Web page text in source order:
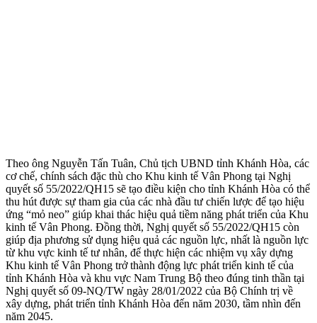
Theo ông Nguyễn Tấn Tuân, Chủ tịch UBND tỉnh Khánh Hòa, các
cơ chế, chính sách đặc thù cho Khu kinh tế Vân Phong tại Nghị
quyết số 55/2022/QH15 sẽ tạo điều kiện cho tỉnh Khánh Hòa có thể
thu hút được sự tham gia của các nhà đầu tư chiến lược để tạo hiệu
ứng “mỏ neo” giúp khai thác hiệu quả tiềm năng phát triển của Khu
kinh tế Vân Phong. Đồng thời, Nghị quyết số 55/2022/QH15 còn
giúp địa phương sử dụng hiệu quả các nguồn lực, nhất là nguồn lực
từ khu vực kinh tế tư nhân, để thực hiện các nhiệm vụ xây dựng
Khu kinh tế Vân Phong trở thành động lực phát triển kinh tế của
tỉnh Khánh Hòa và khu vực Nam Trung Bộ theo đúng tinh thần tại
Nghị quyết số 09-NQ/TW ngày 28/01/2022 của Bộ Chính trị về
xây dựng, phát triển tỉnh Khánh Hòa đến năm 2030, tầm nhìn đến
năm 2045.